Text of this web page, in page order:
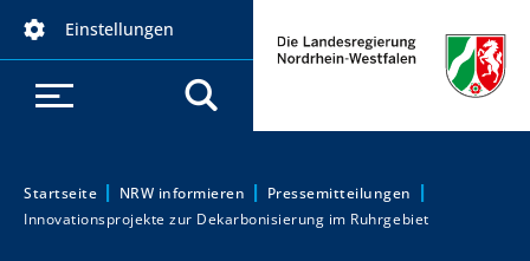
Einstellungen
Sie sind hier:
Startseite NRW informieren
Pressemitteilungen
Innovationsprojekte zur Dekarbonisierung im Ruhrgebiet